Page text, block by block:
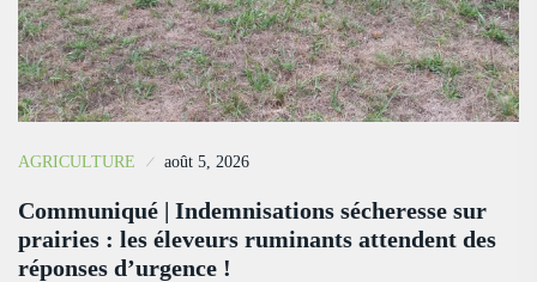
AGRICULTURE août 5, 2026
Communiqué | Indemnisations sécheresse sur
prairies : les éleveurs ruminants attendent des
réponses d’urgence !